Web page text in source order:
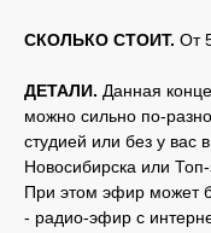
СКОЛЬКО СТОИТ. От
ДЕТАЛИ. Данная
можно сильно по-
студией или без у
Новосибирска или
При этом эфир может
- радио-эфир с